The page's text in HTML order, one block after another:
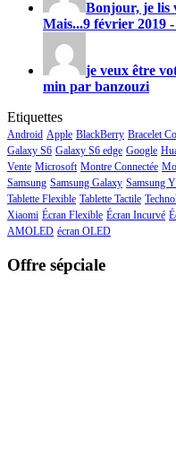
Bonjour, je lis
Mais...9 février 2019
je veux être
min par banzouzi
Etiquettes
Android Apple BlackBerry Bracelet
Galaxy S6 Galaxy S6 edge Google
Vente Microsoft Montre Connectée
Samsung Samsung Galaxy Samsung
Tablette Flexible Tablette Tactile
Xiaomi Écran Flexible Écran Incurvé
AMOLED écran OLED
Offre sépciale